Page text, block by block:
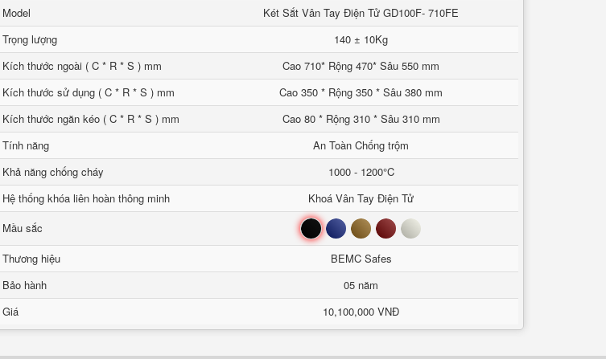
Model
Két Sắt Vân Tay Điện Tử GD100F- 710FE
Trọng lượng
140 ± 10Kg
Kích thước ngoài ( C * R * S ) mm
Cao 710* Rộng 470* Sâu 550 mm
Kích thước sử dụng ( C * R * S ) mm
Cao 350 * Rộng 350 * Sâu 380 mm
Kích thước ngăn kéo ( C * R * S ) mm
Cao 80 * Rộng 310 * Sâu 310 mm
Tính năng
An Toàn Chống trộm
Khả năng chống cháy
1000 - 1200°C
Hệ thống khóa liên hoàn thông minh
Khoá Vân Tay Điện Tử
Mầu sắc
Đen Xanh Nâu Đỏ Trắng
Thương hiệu
BEMC Safes
Bảo hành
05 năm
Giá
10,100,000 VNĐ